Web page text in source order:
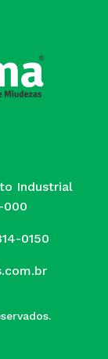
Industrial
000
0150